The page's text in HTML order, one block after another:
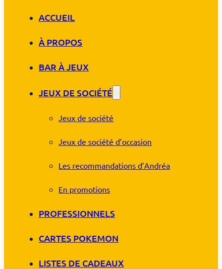
ACCUEIL
À PROPOS
BAR À JEUX
JEUX DE SOCIÉTÉ
Jeux de société
Jeux de société d’occasion
Les recommandations d’Andréa
En promotions
PROFESSIONNELS
CARTES POKEMON
LISTES DE CADEAUX